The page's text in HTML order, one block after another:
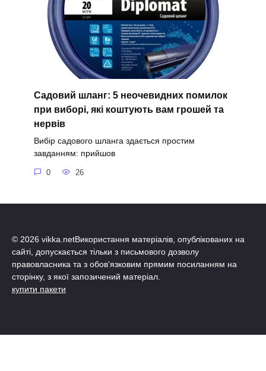
Садовий шланг: 5 неочевидних помилок
при виборі, які коштують вам грошей та
нервів
Вибір садового шланга здається простим
завданням: прийшов
0 26
© 2026 vikka.netВикористання матеріалів, опублікованих на
сайті, допускається тільки з письмового дозволу
правовласника та з обов'язковим прямим посиланням на
сторінку, з якої запозичений матеріал.
купити пакети